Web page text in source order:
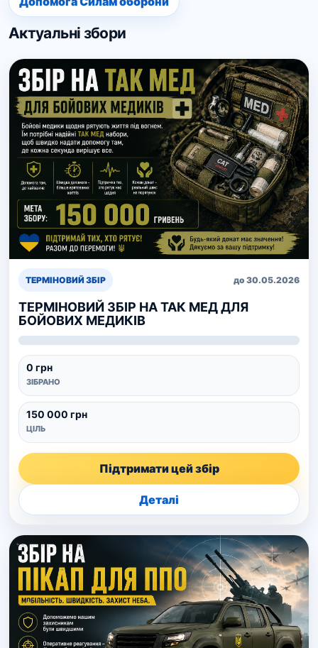
Актуальні збори
ТЕРМІНОВИЙ ЗБІР до 30.05.2026
ТЕРМІНОВИЙ ЗБІР НА ТАК МЕД ДЛЯ
БОЙОВИХ МЕДИКІВ
0 грн
ЗІБРАНО
150 000 грн
ЦІЛЬ
Підтримати цей збір
Деталі